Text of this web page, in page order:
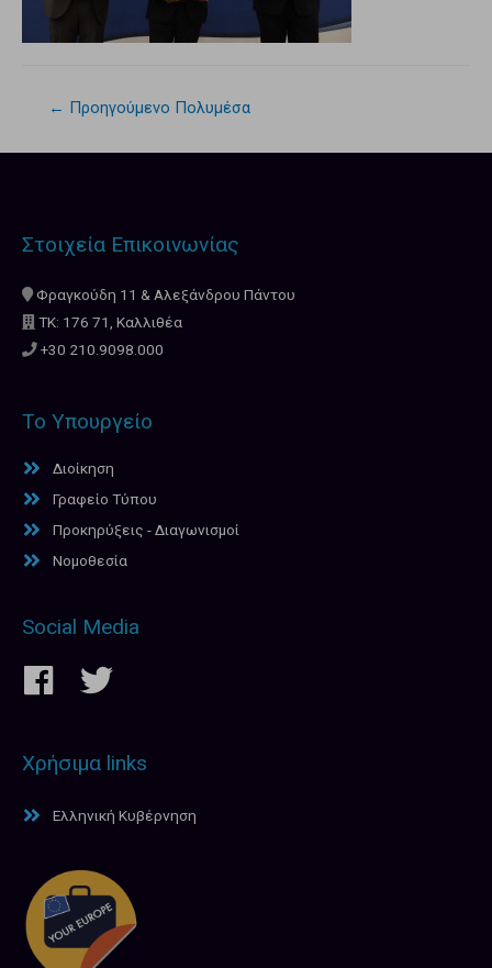
← Προηγούμενο Πολυμέσα
Στοιχεία Επικοινωνίας
Φραγκούδη 11 & Αλεξάνδρου Πάντου
ΤΚ: 176 71, Καλλιθέα
+30 210.9098.000
Το Υπουργείο
Διοίκηση
Γραφείο Τύπου
Προκηρύξεις - Διαγωνισμοί
Νομοθεσία
Social Media
Χρήσιμα links
Ελληνική Κυβέρνηση